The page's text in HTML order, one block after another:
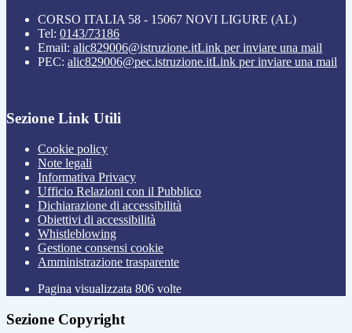
CORSO ITALIA 58 - 15067 NOVI LIGURE (AL)
Tel: 0143/73186
Email: alic829006@istruzione.itLink per inviare una mail
PEC: alic829006@pec.istruzione.itLink per inviare una mail
Sezione Link Utili
Cookie policy
Note legali
Informativa Privacy
Ufficio Relazioni con il Pubblico
Dichiarazione di accessibilità
Obiettivi di accessibilità
Whistleblowing
Gestione consensi cookie
Amministrazione trasparente
Pagina visualizzata 806 volte
Sezione Copyright